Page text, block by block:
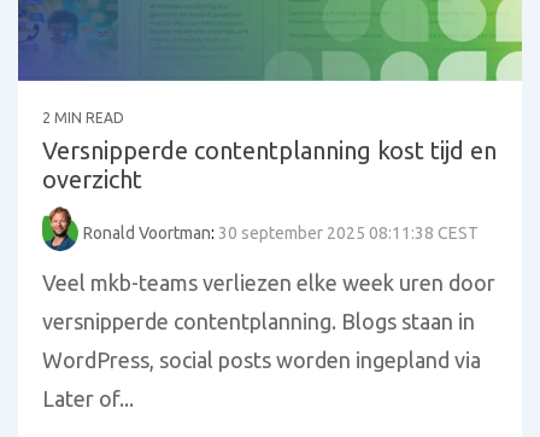
2 MIN READ
Versnipperde contentplanning kost tijd en
overzicht
Ronald Voortman: 30 september 2025 08:11:38 CEST
Veel mkb-teams verliezen elke week uren door
versnipperde contentplanning. Blogs staan in
WordPress, social posts worden ingepland via
Later of...